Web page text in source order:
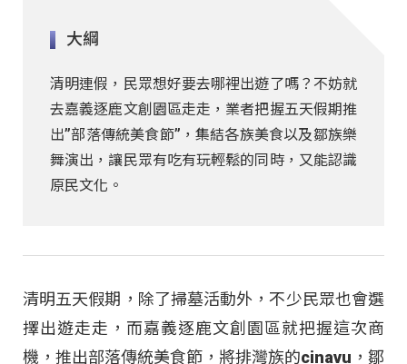
大綱
清明連假，民眾想好要去哪裡出遊了嗎？不妨就
去嘉義逐鹿文創園區走走，業者把握五天假期推
出”部落傳統美食節”，集結各族美食以及鄒族樂
舞演出，讓民眾有吃有玩輕鬆的同時，又能認識
原民文化。
清明五天假期，除了掃墓活動外，不少民眾也會選
擇出遊走走，而嘉義逐鹿文創園區就把握這次商
機，推出部落傳統美食節，將排灣族的cinavu，鄒